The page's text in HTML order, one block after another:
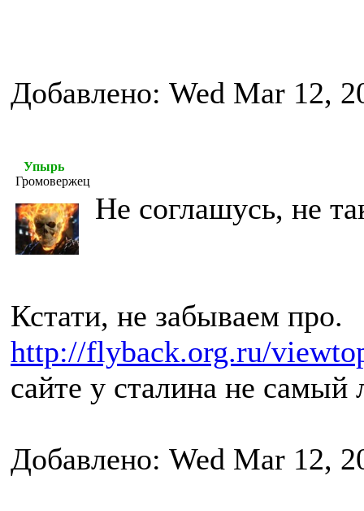
Добавлено: Wed Mar 12,
Упырь
Громовержец
Не соглашусь, не
Кстати, не забываем про.
http://flyback.org.ru/
сайте у сталина не
Добавлено: Wed Mar 12,